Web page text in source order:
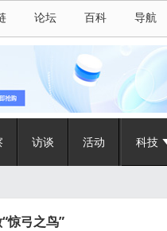
论坛 百科 导航
访谈 活动 科技
惊弓之鸟”